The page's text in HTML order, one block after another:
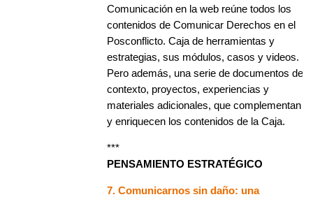
Comunicación en la web reúne todos los
contenidos de Comunicar Derechos en el
Posconflicto. Caja de herramientas y
estrategias, sus módulos, casos y videos.
Pero además, una serie de documentos de
contexto, proyectos, experiencias y
materiales adicionales, que complementan
y enriquecen los contenidos de la Caja.
***
PENSAMIENTO ESTRATÉGICO
7. Comunicarnos sin daño: una